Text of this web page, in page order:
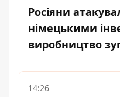
Росіяни
німецькими
виробництво
14:26